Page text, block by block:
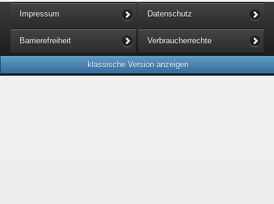
Impressum Datenschutz
Barrierefreiheit Verbraucherrechte
klassische Version anzeigen